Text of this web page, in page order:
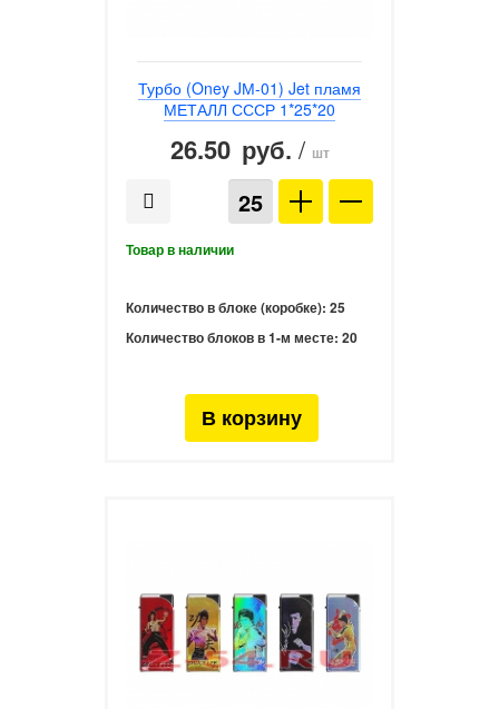
Турбо (Oney JМ-01) Jet пламя
МЕТАЛЛ СССР 1*25*20
26.50 руб. / шт
Количество в блоке (коробке): 25
Количество блоков в 1-м месте: 20